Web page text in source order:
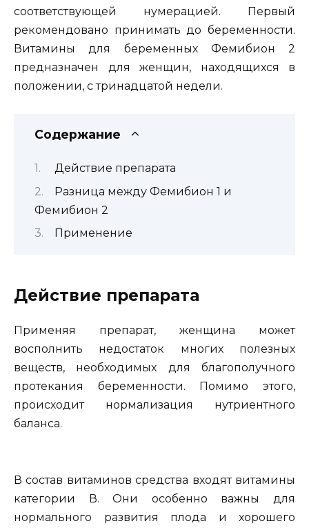
соответствующей нумерацией. Первый
рекомендовано принимать до беременности.
Витамины для беременных Фемибион 2
предназначен для женщин, находящихся в
положении, с тринадцатой недели.
Содержание
Действие препарата
Разница между Фемибион 1 и
Фемибион 2
Применение
Действие препарата
Применяя препарат, женщина может
восполнить недостаток многих полезных
веществ, необходимых для благополучного
протекания беременности. Помимо этого,
происходит нормализация нутриентного
баланса.
В состав витаминов средства входят витамины
категории В. Они особенно важны для
нормального развития плода и хорошего